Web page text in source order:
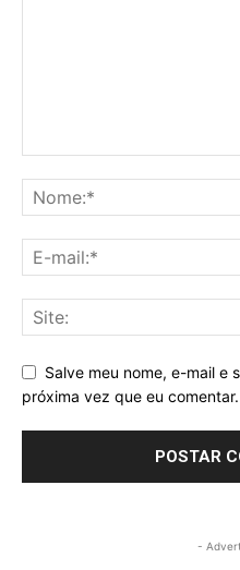
Salve meu nome, e-mail e
próxima vez que eu comentar.
-